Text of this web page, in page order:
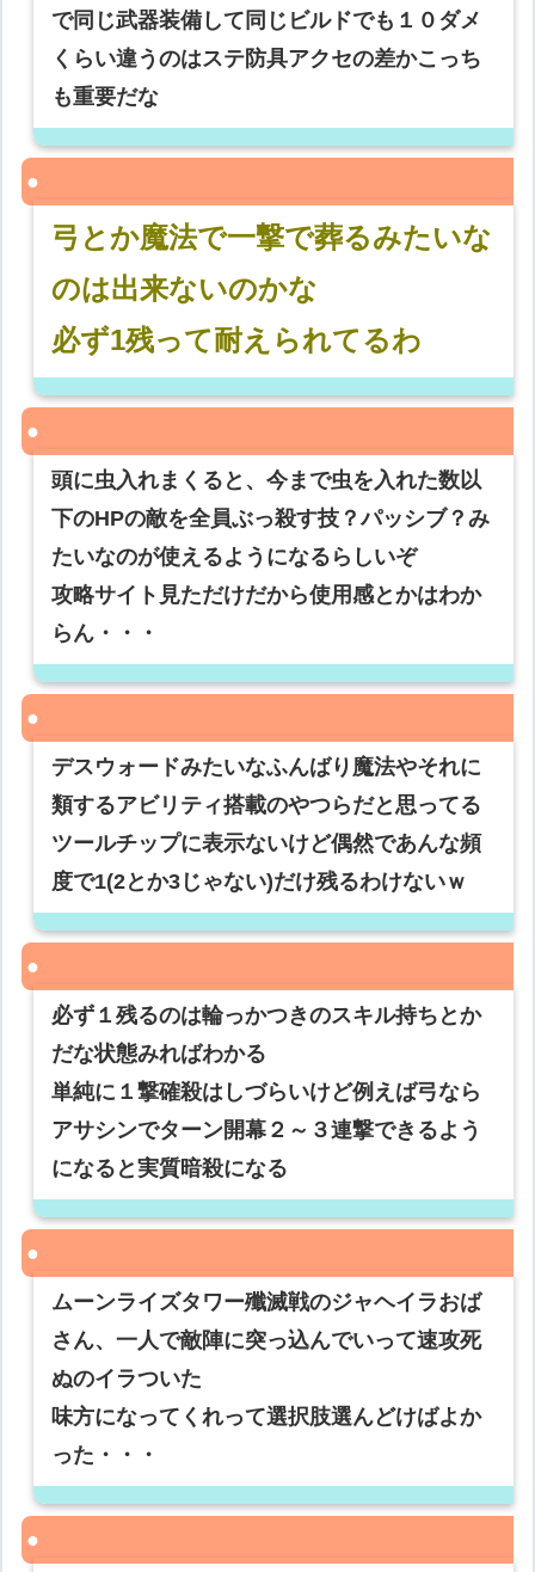
で同じ武器装備して同じビルドでも１０ダメ
くらい違うのはステ防具アクセの差かこっち
も重要だな
弓とか魔法で一撃で葬るみたいな
のは出来ないのかな
必ず1残って耐えられてるわ
頭に虫入れまくると、今まで虫を入れた数以
下のHPの敵を全員ぶっ殺す技？パッシブ？み
たいなのが使えるようになるらしいぞ
攻略サイト見ただけだから使用感とかはわか
らん・・・
デスウォードみたいなふんばり魔法やそれに
類するアビリティ搭載のやつらだと思ってる
ツールチップに表示ないけど偶然であんな頻
度で1(2とか3じゃない)だけ残るわけないｗ
必ず１残るのは輪っかつきのスキル持ちとか
だな状態みればわかる
単純に１撃確殺はしづらいけど例えば弓なら
アサシンでターン開幕２～３連撃できるよう
になると実質暗殺になる
ムーンライズタワー殲滅戦のジャヘイラおば
さん、一人で敵陣に突っ込んでいって速攻死
ぬのイラついた
味方になってくれって選択肢選んどけばよか
った・・・